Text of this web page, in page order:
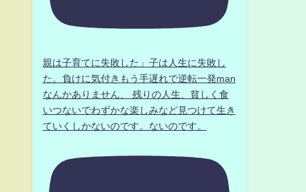
親は子育てに失敗した」子は人生に失敗し
た。負けに気付きもう手遅れで逆転一発man
なんかありません、 残りの人生、貧しく食
いつないでわずかな楽しみなど見つけて生き
ていくしかないのです。ないのです。